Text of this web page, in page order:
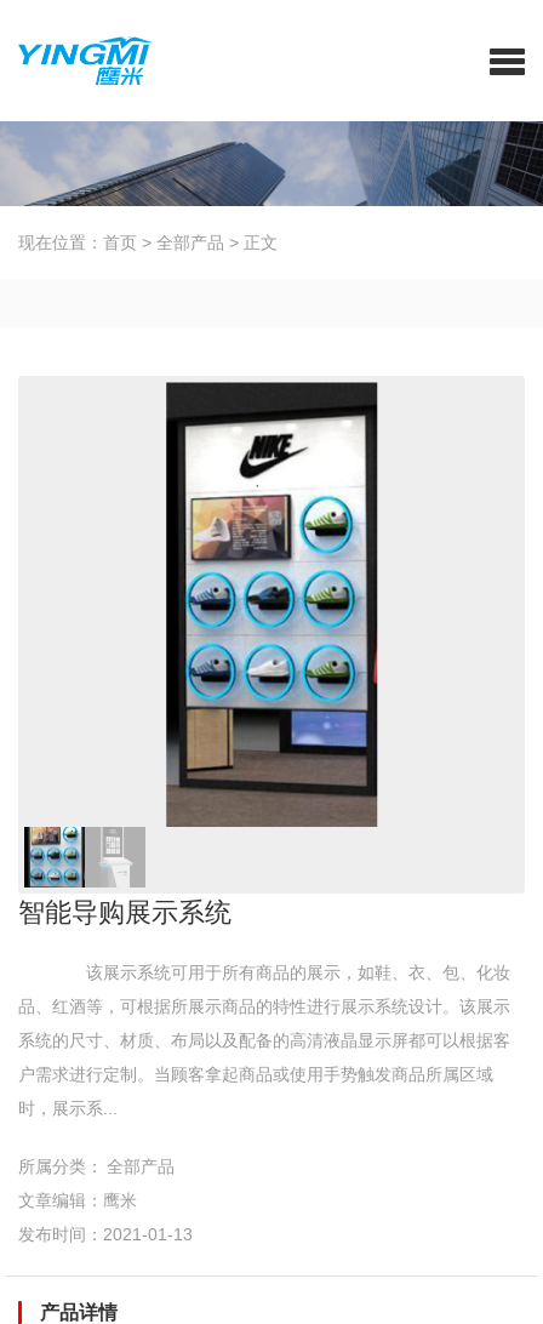
现在位置： 首页 > 全部产品 > 正文
智能导购展示系统
该展示系统可用于所有商品的展示，如鞋、衣、包、化妆
品、红酒等，可根据所展示商品的特性进行展示系统设计。该展示
系统的尺寸、材质、布局以及配备的高清液晶显示屏都可以根据客
户需求进行定制。当顾客拿起商品或使用手势触发商品所属区域
时，展示系...
所属分类： 全部产品
文章编辑：鹰米
发布时间：2021-01-13
产品详情